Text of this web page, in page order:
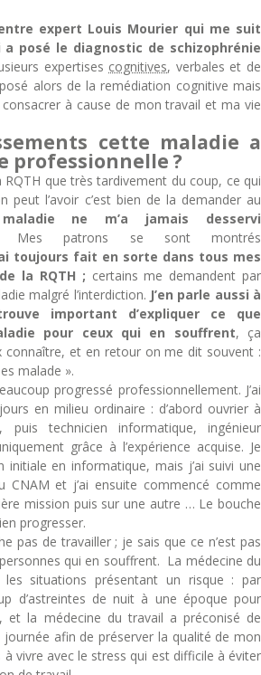
expert Louis Mourier qui me suit
posé le diagnostic de schizophrénie
expertises cognitives, verbales et de
alors de la remédiation cognitive mais
à cause de mon travail et ma vie
cette maladie a
professionnelle ?
RQTH que très tardivement du coup, ce qui
peut l’avoir c’est bien de la demander au
ne m’a jamais desservi
Mes patrons se sont montrés
toujours fait en sorte dans tous mes
la RQTH ; certains me demandent par
malgré l’interdiction. J’en parle aussi à
important d’expliquer ce que
pour ceux qui en souffrent, ça
connaître, et en retour on me dit souvent :
malade ».
progressé professionnellement. J’ai
en milieu ordinaire : d’abord ouvrier à
puis technicien informatique, ingénieur
grâce à l’expérience acquise. Je
initiale en informatique, mais j’ai suivi une
et j’ai ensuite commencé comme
mission puis sur une autre … Le bouche
progresser.
pas de travailler ; je sais que ce n’est pas
qui en souffrent. La médecine du
situations présentant un risque : par
d’astreintes de nuit à une époque pour
et la médecine du travail a préconisé de
afin de préserver la qualité de mon
à vivre avec le stress qui est difficile à éviter